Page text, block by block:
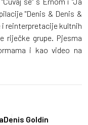
"Denis & Denis &
i reinterpretacije kultnih
riječke grupe. Pjesma
i kao video na
Denis Goldin